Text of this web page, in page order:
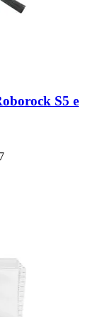
S5 e